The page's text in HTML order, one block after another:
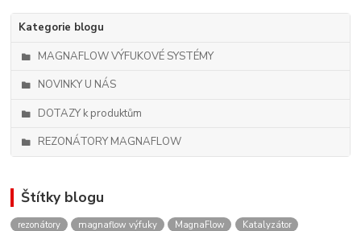
Kategorie blogu
MAGNAFLOW VÝFUKOVÉ SYSTÉMY
NOVINKY U NÁS
DOTAZY k produktům
REZONÁTORY MAGNAFLOW
Štítky blogu
rezonátory magnaflow výfuky MagnaFlow
Katalyzátor